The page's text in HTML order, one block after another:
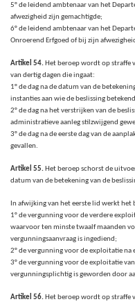
5° de leidend ambtenaar van het
afwezigheid zijn gemachtigde;
6° de leidend ambtenaar van het
Onroerend Erfgoed of bij zijn
Artikel 54. Het beroep wordt op straffe
van dertig dagen die ingaat:
1° de dag na de datum van de
instanties aan wie de beslissing
2° de dag na het verstrijken van de
administratieve aanleg stilzwijgend
3° de dag na de eerste dag van de
gevallen.
Artikel 55. Het beroep schorst de
datum van de betekening van de
In afwijking van het eerste lid werkt het
1° de vergunning voor de verdere
waarvoor ten minste twaalf maanden
vergunningsaanvraag is ingediend;
2° de vergunning voor de exploitatie
3° de vergunning voor de exploitatie
vergunningsplichtig is geworden door
Artikel 56. Het beroep wordt op straffe